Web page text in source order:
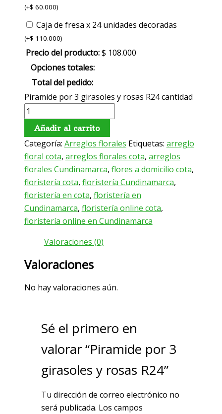
(+$ 60.000)
Caja de fresa x 24 unidades decoradas
(+$ 110.000)
Precio del producto:$ 108.000
Opciones totales:
Total del pedido:
Piramide por 3 girasoles y rosas R24 cantidad
Añadir al carrito
Categoría: Arreglos florales Etiquetas: arreglo
floral cota, arreglos florales cota, arreglos
florales Cundinamarca, flores a domicilio cota,
floristería cota, floristería Cundinamarca,
floristería en cota, floristería en
Cundinamarca, floristería online cota,
floristería online en Cundinamarca
Valoraciones (0)
Valoraciones
No hay valoraciones aún.
Sé el primero en
valorar “Piramide por 3
girasoles y rosas R24”
Tu dirección de correo electrónico no
será publicada. Los campos